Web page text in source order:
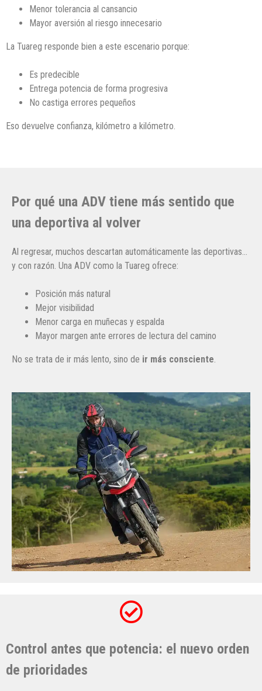
Menor tolerancia al cansancio
Mayor aversión al riesgo innecesario
La Tuareg responde bien a este escenario porque:
Es predecible
Entrega potencia de forma progresiva
No castiga errores pequeños
Eso devuelve confianza, kilómetro a kilómetro.
Por qué una ADV tiene más sentido que
una deportiva al volver
Al regresar, muchos descartan automáticamente las deportivas…
y con razón. Una ADV como la Tuareg ofrece:
Posición más natural
Mejor visibilidad
Menor carga en muñecas y espalda
Mayor margen ante errores de lectura del camino
No se trata de ir más lento, sino de ir más consciente.
Control antes que potencia: el nuevo orden
de prioridades